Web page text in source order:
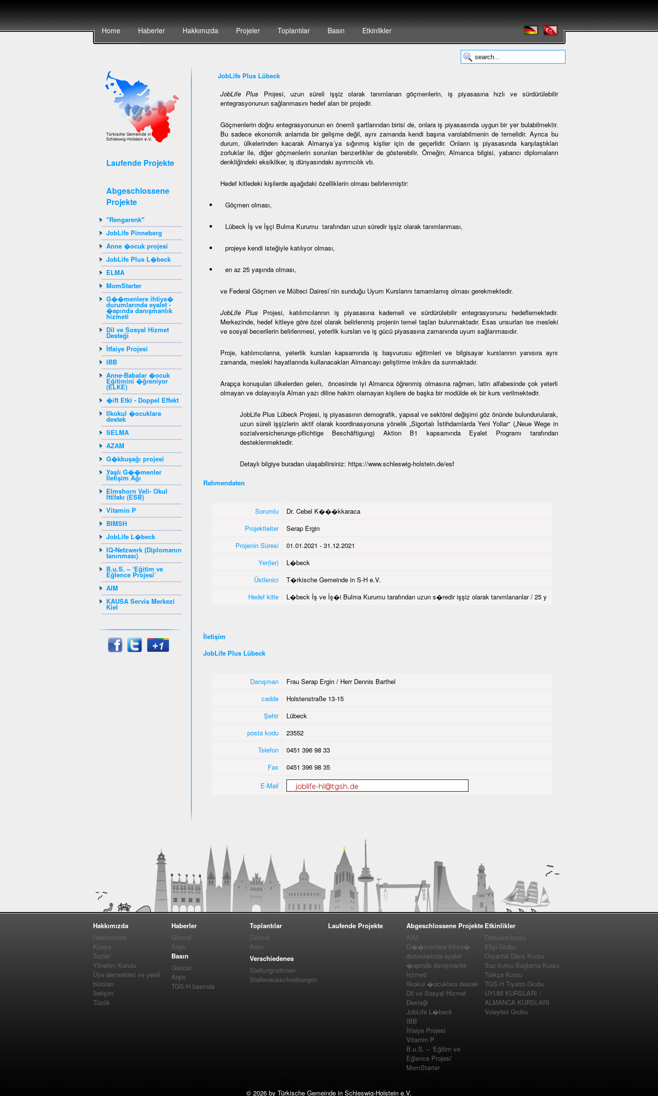
Home Haberler Hakkımızda Projeler Toplantılar Basın Etkinlikler
Laufende Projekte
Abgeschlossene
Projekte
"Rengarenk"
JobLife Pinneberg
Anne �ocuk projesi
JobLife Plus L�beck
ELMA
MomStarter
G��menlere ihtiya�
durumlarında eyalet -
�apında danışmanlık
hizmeti
Dil ve Sosyal Hizmet
Desteği
İtfaiye Projesi
IBB
Anne-Babalar �ocuk
Eğitimini �ğreniyor
(ELKE)
�ift Etki - Doppel Effekt
Ilkokul �ocuklara
destek
SELMA
AZAM
G�kkuşağı projesi
Yaşlı G��menler
İletişim Ağı
Elmshorn Veli- Okul
İttifakı (ESB)
Vitamin P
BIMSH
JobLife L�beck
IQ-Netzwerk (Diplomanın
tanınması)
B.u.S. – ‘Eğitim ve
Eğlence Projesi’
AIM
KAUSA Servis Merkezi
Kiel
JobLife Plus Lübeck
JobLife Plus Projesi, uzun süreli işşiz olarak tanımlanan göçmenlerin, iş piyasasına hızlı ve sürdürülebilir
entegrasyonunun saĝlanmasını hedef alan bir projedir.
Göçmenlerin doğru entegrasyonunun en önemli şartlarından birisi de, onlara iş piyasasında uygun bir yer bulabilmektir.
Bu sadece ekonomik anlamda bir gelişme değil, aynı zamanda kendi başına varolabilmenin de temelidir. Ayrıca bu
durum, ülkelerinden kacarak Almanya´ya sığınmış kişiler için de geçerlidir. Onların iş piyasasında karşılaştıkları
zorluklar ile, diĝer göçmenlerin sorunları benzerlikler de gösterebilir. Örneğin; Almanca bilgisi, yabancı diplomaların
denkliğindeki eksikliker, iş dünyasındakı ayırımcılık vb.
Hedef kitledeki kişilerde aşağıdaki özelliklerin olması belirlenmiştir:
Göçmen olması,
Lübeck İş ve İşçi Bulma Kurumu tarafından uzun süredir işşiz olarak tanımlanması,
projeye kendi isteğiyle katılıyor olması,
en az 25 yaşında olması,
ve Federal Göçmen ve Mülteci Dairesi`nin sunduğu Uyum Kurslarını tamamlamış olması gerekmektedir.
JobLife Plus Projesi, katılımcılarının iş piyasasına kademeli ve sürdürülebilir entegrasyonunu hedeflemektedir.
Merkezinde, hedef kitleye göre özel olarak belirlenmiş projenin temel taşları bulunmaktadır. Esas unsurları ise mesleki
ve sosyal becerilerin belirlenmesi, yeterlik kursları ve iş gücü piyasasına zamanında uyum sağlanmasıdır.
Proje, katılımcılarına, yeterlik kursları kapsamında iş başvurusu eğitimleri ve bilgisayar kurslarının yanısıra aynı
zamanda, mesleki hayatlarında kullanacakları Almancayı geliştirme imkânı da sunmaktadır.
Arapça konuşulan ülkelerden gelen, öncesinde iyi Almanca öğrenmiş olmasına rağmen, latin alfabesinde çok yeterli
olmayan ve dolayısıyla Alman yazı diline hakim olamayan kişilere de başka bir modülde ek bir kurs verilmektedir.
JobLife Plus Lübeck Projesi, iş piyasasının demografik, yapısal ve sektörel değişimi göz önünde bulundurularak,
uzun süreli işşizlerin aktif olarak koordinasyonuna yönelik „Sigortalı İstihdamlarda Yeni Yollar“ („Neue Wege in
sozialversicherungs-pflichtige Beschäftigung) Aktion B1 kapsamında Eyalet Programı tarafından
desteklenmektedir.
Detaylı bilgiye buradan ulaşabilirsiniz: https://www.schleswig-holstein.de/esf
Rahmendaten
Sorumlu
Dr. Cebel K���kkaraca
Projektleiter
Serap Ergin
Projenin Süresi
01.01.2021 - 31.12.2021
Yer(ler)
L�beck
Üstlenici
T�rkische Gemeinde in S-H e.V.
Hedef kitle
L�beck İş ve İş�i Bulma Kurumu tarafından uzun s�redir işşiz olarak tanımlananlar / 25 y
İletişim
JobLife Plus Lübeck
Danışman
Frau Serap Ergin / Herr Dennis Barthel
cadde
Holstenstraße 13-15
Şehir
Lübeck
posta kodu
23552
Telefon
0451 396 98 33
Fax
0451 396 98 35
E-Mail
Hakkımızda
Hakkımızda
Künye
Tezler
Yönetim Kurulu
Üye dernerkleri ve yerel
büroları
İletişim
Tüzük
Haberler
Güncel
Arşiv
Basın
Güncel
Arşiv
TGS-H basında
Toplantılar
Güncel
Arşiv
Verschiedenes
Stellungnahmen
Stellenausschreibungen
Laufende Projekte
Abgeschlossene Projekte
AIM
G��menlere ihtiya�
durumlarında eyalet -
�apında danışmanlık
hizmeti
Ilkokul �ocuklara destek
Dil ve Sosyal Hizmet
Desteği
JobLife L�beck
IBB
İtfaiye Projesi
Vitamin P
B.u.S. – ‘Eğitim ve
Eğlence Projesi’
MomStarter
Etkinlikler
Darbuka kursu
Elişi Grubu
Oryantal Dans Kursu
Saz-kursu Baglama Kursu
Türkçe Kursu
TGS-H Tiyatro Grubu
UYUM KURSLARI /
ALMANCA KURSLARI
Voleybol Grubu
© 2026 by Türkische Gemeinde in Schleswig-Holstein e.V.